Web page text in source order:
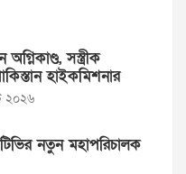
সস্ত্রীক
হাইকমিশনার
২০২৬
নতুন মহাপরিচালক